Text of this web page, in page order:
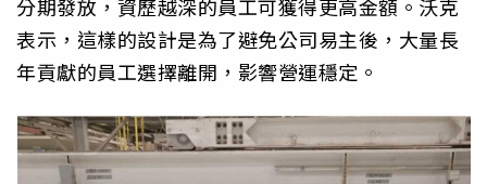
分期發放，資歷越深的員工可獲得更高金額。沃克
表示，這樣的設計是為了避免公司易主後，大量長
年貢獻的員工選擇離開，影響營運穩定。